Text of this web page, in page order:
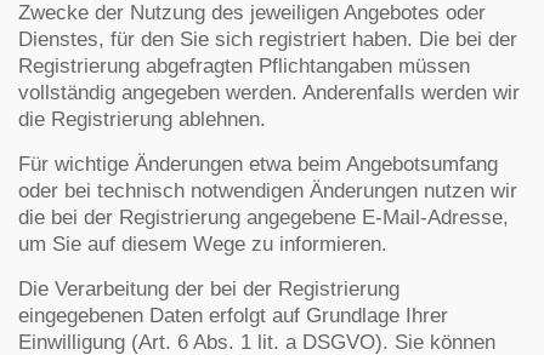
Zwecke der Nutzung des jeweiligen Angebotes oder
Dienstes, für den Sie sich registriert haben. Die bei der
Registrierung abgefragten Pflichtangaben müssen
vollständig angegeben werden. Anderenfalls werden wir
die Registrierung ablehnen.
Für wichtige Änderungen etwa beim Angebotsumfang
oder bei technisch notwendigen Änderungen nutzen wir
die bei der Registrierung angegebene E-Mail-Adresse,
um Sie auf diesem Wege zu informieren.
Die Verarbeitung der bei der Registrierung
eingegebenen Daten erfolgt auf Grundlage Ihrer
Einwilligung (Art. 6 Abs. 1 lit. a DSGVO). Sie können